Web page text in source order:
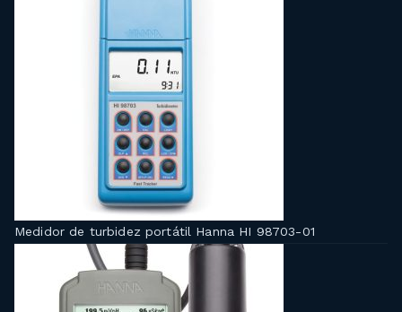
Medidor de turbidez portátil Hanna HI 98703-01